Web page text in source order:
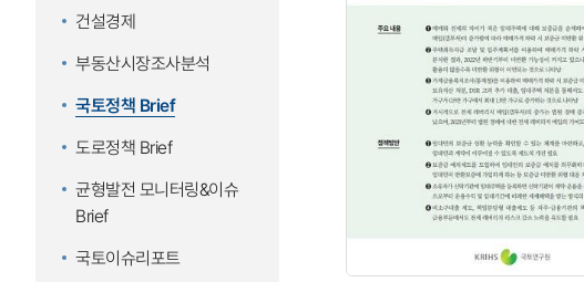
건설경제
부동산시장조사분석
국토정책 Brief
도로정책 Brief
균형발전 모니터링&이슈
Brief
국토이슈리포트